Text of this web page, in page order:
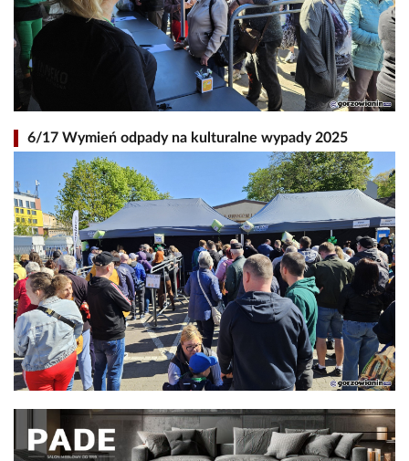
6/17 Wymień odpady na kulturalne wypady 2025